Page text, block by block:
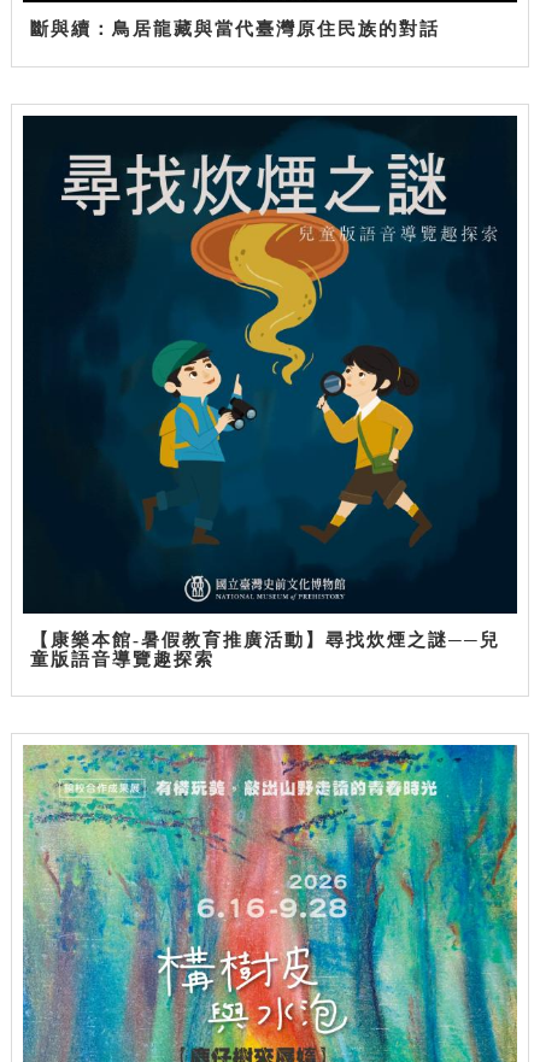
斷與續：鳥居龍藏與當代臺灣原住民族的對話
【康樂本館-暑假教育推廣活動】尋找炊煙之謎──兒
童版語音導覽趣探索